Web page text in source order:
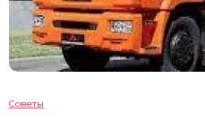
Советы